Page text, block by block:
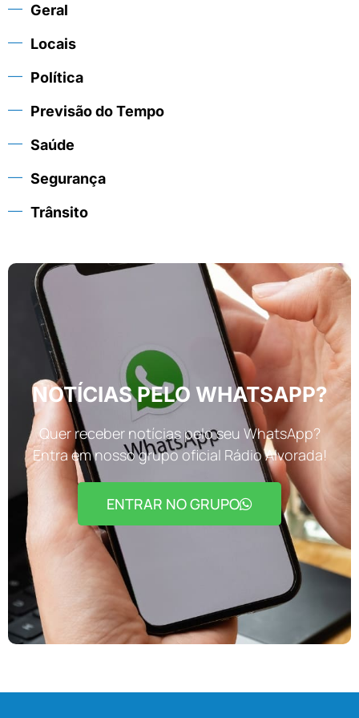
Geral
Locais
Política
Previsão do Tempo
Saúde
Segurança
Trânsito
NOTÍCIAS PELO WHATSAPP?
Quer receber notícias pelo seu WhatsApp?
Entra em nosso grupo oficial Rádio Alvorada!
ENTRAR NO GRUPO